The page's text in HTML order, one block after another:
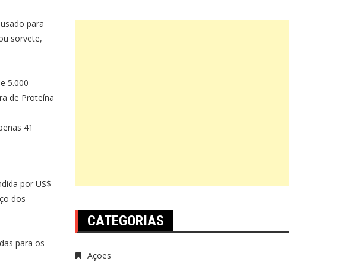
para
sorvete,
5.000
de Proteína
41
por US$
dos
para os
CATEGORIAS
Ações